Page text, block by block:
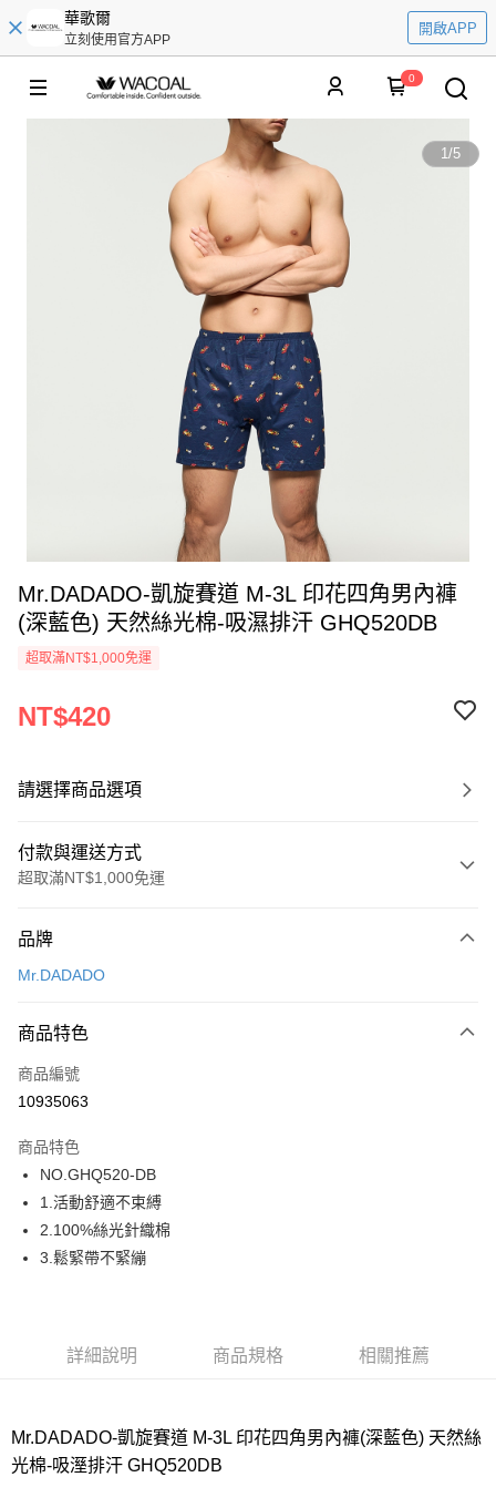
華歌爾
立刻使用官方APP
開啟APP
0
1/5
Mr.DADADO-凱旋賽道 M-3L 印花四角男內褲
(深藍色) 天然絲光棉-吸濕排汗 GHQ520DB
超取滿NT$1,000免運
NT$420
請選擇商品選項
付款與運送方式
超取滿NT$1,000免運
信用卡一次付款
LINE Pay
街口支付
運送方式
全家取貨付款
每筆NT$80，滿NT$1,000(含以上)免運費
7-11取貨付款
每筆NT$80，滿NT$1,000(含以上)免運費
品牌
Mr.DADADO
商品特色
商品編號
10935063
商品特色
NO.GHQ520-DB
1.活動舒適不束縛
2.100%絲光針織棉
3.鬆緊帶不緊繃
詳細說明 商品規格 相關推薦
Mr.DADADO-凱旋賽道 M-3L 印花四角男內褲(深藍色) 天然絲
光棉-吸溼排汗 GHQ520DB